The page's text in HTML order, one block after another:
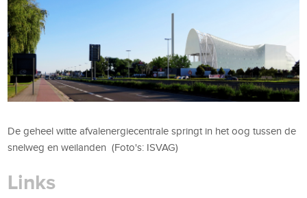
De geheel witte afvalenergiecentrale springt in het oog tussen de
snelweg en weilanden (Foto's: ISVAG)
Links